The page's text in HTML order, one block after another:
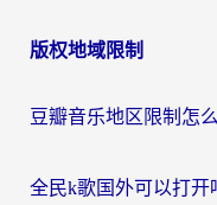
导
版权地域限制